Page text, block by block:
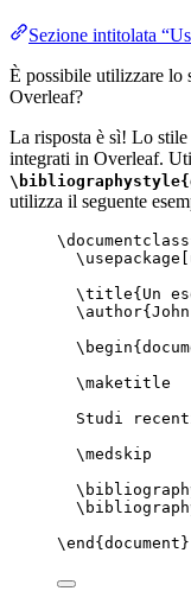
Sezione intitolata
È possibile utilizzare lo
Overleaf?
La risposta è sì! Lo
integrati in Overleaf.
utilizza il seguente
\documentclass
\usepackage
\title{Un
\author
\begin{
\maketitle
Studi
\medskip
\end { document }